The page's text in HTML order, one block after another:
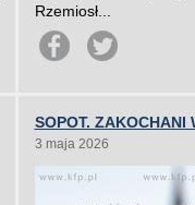
Rzemiosł...
SOPOT. ZAKOCHANI
3 maja 2026